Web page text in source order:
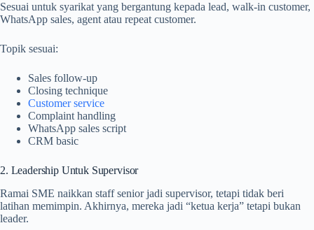
Sesuai untuk syarikat yang bergantung kepada lead, walk-in customer,
WhatsApp sales, agent atau repeat customer.
Topik sesuai:
Sales follow-up
Closing technique
Customer service
Complaint handling
WhatsApp sales script
CRM basic
2. Leadership Untuk Supervisor
Ramai SME naikkan staff senior jadi supervisor, tetapi tidak beri
latihan memimpin. Akhirnya, mereka jadi “ketua kerja” tetapi bukan
leader.